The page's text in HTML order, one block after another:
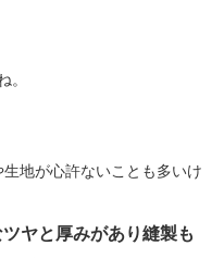
。
地が心許ないことも多いけ
ヤと厚みがあり縫製も